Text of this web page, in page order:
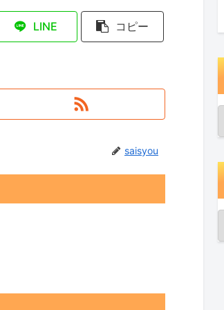
LINE コピー
saisyou